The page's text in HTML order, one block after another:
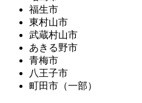
福生市
東村山市
武蔵村山市
あきる野市
青梅市
八王子市
町田市（一部）